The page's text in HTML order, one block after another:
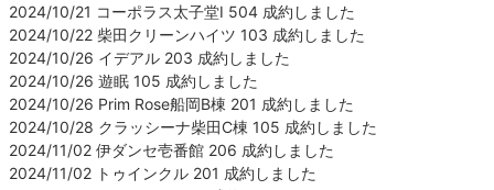
2024/10/21 コーポラス太子堂Ⅰ 504 成約しました
2024/10/22 柴田クリーンハイツ 103 成約しました
2024/10/26 イデアル 203 成約しました
2024/10/26 遊眠 105 成約しました
2024/10/26 Prim Rose船岡B棟 201 成約しました
2024/10/28 クラッシーナ柴田C棟 105 成約しました
2024/11/02 伊ダンセ壱番館 206 成約しました
2024/11/02 トゥインクル 201 成約しました